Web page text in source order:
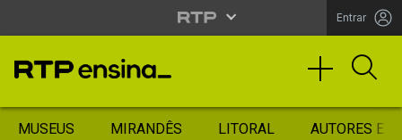
Entrar
MUSEUS MIRANDÊS LITORAL AUTORES